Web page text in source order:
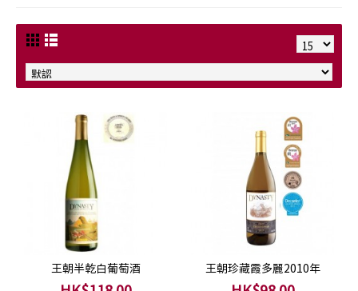
王朝半乾白葡萄酒 王朝珍藏霞多麗2010年